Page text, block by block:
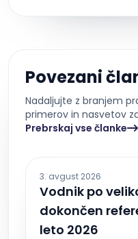
Povezani
Nadaljujte z branjem
primerov in nasvetov
Prebrskaj vse članke
3. avgust 2026
Vodnik po
dokončen
leto 2026